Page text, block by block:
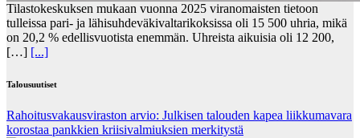
Tilastokeskuksen mukaan vuonna 2025 viranomaisten tietoon
tulleissa pari- ja lähisuhdeväkivaltarikoksissa oli 15 500 uhria, mikä
on 20,2 % edellisvuotista enemmän. Uhreista aikuisia oli 12 200,
[…] [...]
Talousuutiset
Rahoitusvakausviraston arvio: Julkisen talouden kapea liikkumavara
korostaa pankkien kriisivalmiuksien merkitystä